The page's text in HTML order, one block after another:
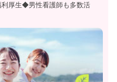
厚生◆男性看護師も多数活